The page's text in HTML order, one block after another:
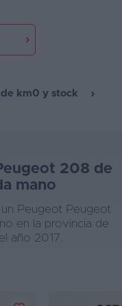
km0 y stock
208 de
mano
Peugeot Peugeot
en la provincia de
año 2017.